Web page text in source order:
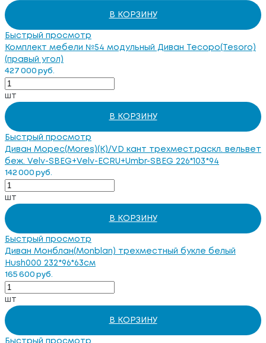
В КОРЗИНУ
Быстрый просмотр
Комплект мебели №54 модульный Диван Тесоро(Tesoro)
(правый угол)
427 000 руб.
шт
В КОРЗИНУ
Быстрый просмотр
Диван Морес(Mores)(K)/VD кант трехмест.раскл. вельвет
беж. Velv-SBEG+Velv-ECRU+Umbr-SBEG 226*103*94
142 000 руб.
шт
В КОРЗИНУ
Быстрый просмотр
Диван Монблан(Monblan) трехместный букле белый
Hush000 232*96*63см
165 600 руб.
шт
В КОРЗИНУ
Быстрый просмотр